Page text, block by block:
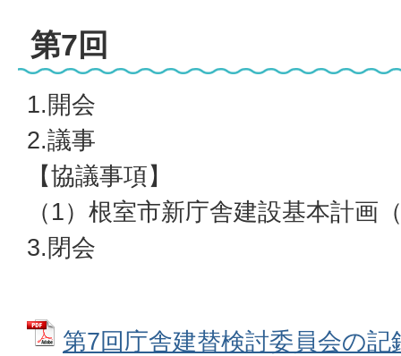
第7回
1.開会
2.議事
【協議事項】
（1）根室市新庁舎建設基本計画
3.閉会
第7回庁舎建替検討委員会の